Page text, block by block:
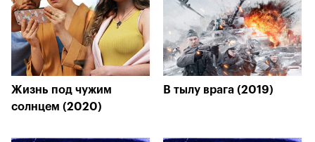
Жизнь под чужим
солнцем (2020)
В тылу врага (2019)